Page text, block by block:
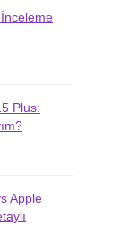
Plus:
Apple